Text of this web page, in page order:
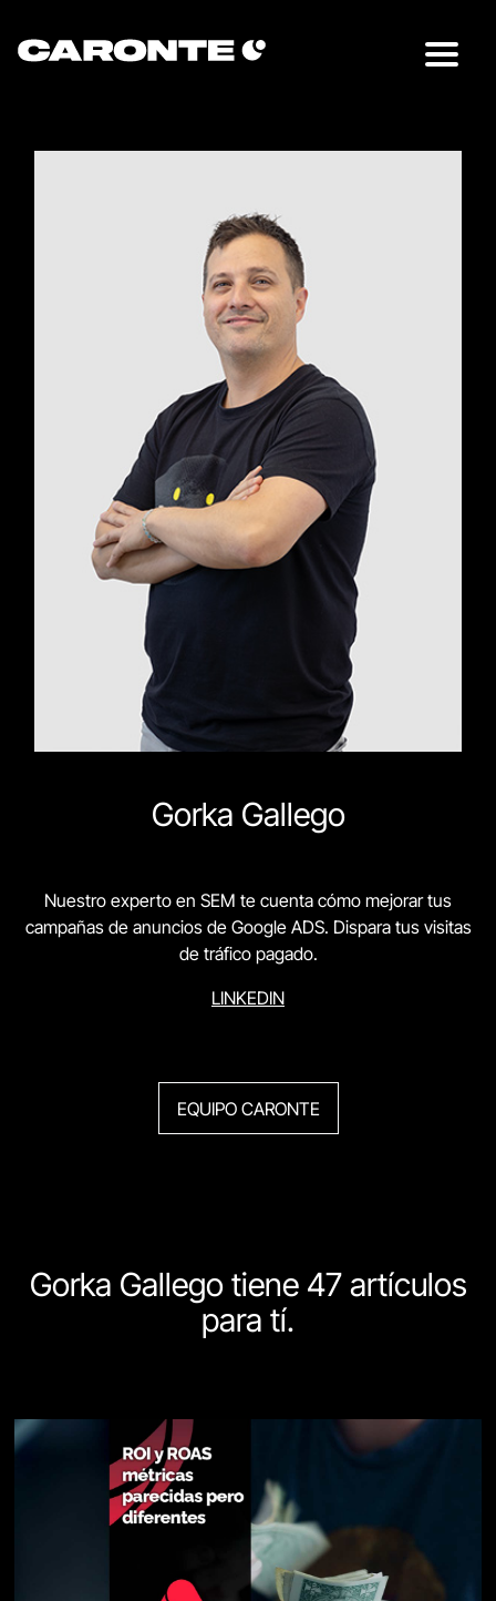
Gorka Gallego
Nuestro experto en SEM te cuenta cómo mejorar tus
campañas de anuncios de Google ADS. Dispara tus visitas
de tráfico pagado.
LINKEDIN
EQUIPO CARONTE
Gorka Gallego tiene 47 artículos
para tí.